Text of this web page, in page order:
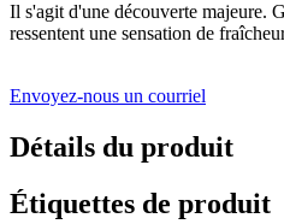
Il s'agit d'une découverte majeure.
ressentent une sensation de
Envoyez-nous un courriel
Détails du produit
Étiquettes de produit